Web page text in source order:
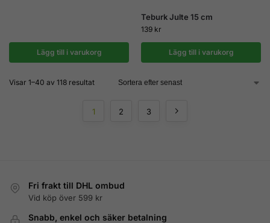
Lägg till i varukorg
Teburk Julte 15 cm
139 kr
Lägg till i varukorg
Visar 1–40 av 118 resultat
1 2 3
Fri frakt till DHL ombud
Vid köp över 599 kr
Snabb, enkel och säker betalning